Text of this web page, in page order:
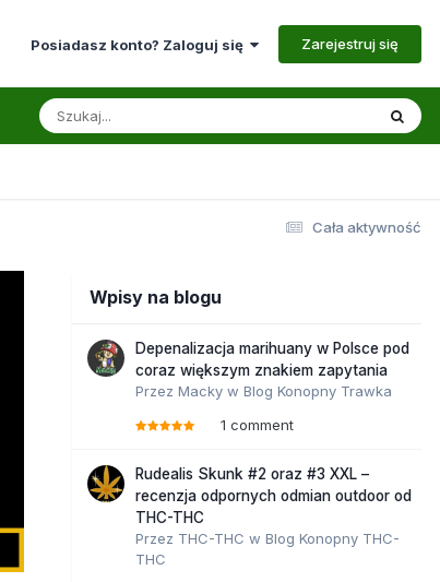
Posiadasz konto? Zaloguj się Zarejestruj się
Cała aktywność
Wpisy na blogu
Depenalizacja marihuany w Polsce pod
coraz większym znakiem zapytania
Przez Macky w Blog Konopny Trawka
1 comment
Rudealis Skunk #2 oraz #3 XXL –
recenzja odpornych odmian outdoor od
THC-THC
Przez THC-THC w Blog Konopny THC-
THC